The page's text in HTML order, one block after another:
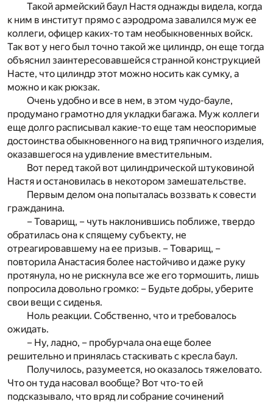
Такой армейский баул Настя однажды видела, когда
к ним в институт прямо с аэродрома завалился муж ее
коллеги, офицер каких-то там необыкновенных войск.
Так вот у него был точно такой же цилиндр, он еще тогда
объяснил заинтересовавшейся странной конструкцией
Насте, что цилиндр этот можно носить как сумку, а
можно и как рюкзак.
Очень удобно и все в нем, в этом чудо-бауле,
продумано грамотно для укладки багажа. Муж коллеги
еще долго расписывал какие-то еще там неоспоримые
достоинства обыкновенного на вид тряпичного изделия,
оказавшегося на удивление вместительным.
Вот перед такой вот цилиндрической штуковиной
Настя и остановилась в некотором замешательстве.
Первым делом она попыталась воззвать к совести
гражданина.
– Товарищ, – чуть наклонившись поближе, твердо
обратилась она к спящему субъекту, не
отреагировавшему на ее призыв. – Товарищ, –
повторила Анастасия более настойчиво и даже руку
протянула, но не рискнула все же его тормошить, лишь
попросила довольно громко: – Будьте добры, уберите
свои вещи с сиденья.
Ноль реакции. Собственно, что и требовалось
ожидать.
– Ну, ладно, – пробурчала она еще более
решительно и принялась стаскивать с кресла баул.
Получилось, разумеется, но оказалось тяжеловато.
Что он туда насовал вообще? Вот что-то ей
подсказывало, что вряд ли собрание сочинений